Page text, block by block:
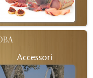
Accessori